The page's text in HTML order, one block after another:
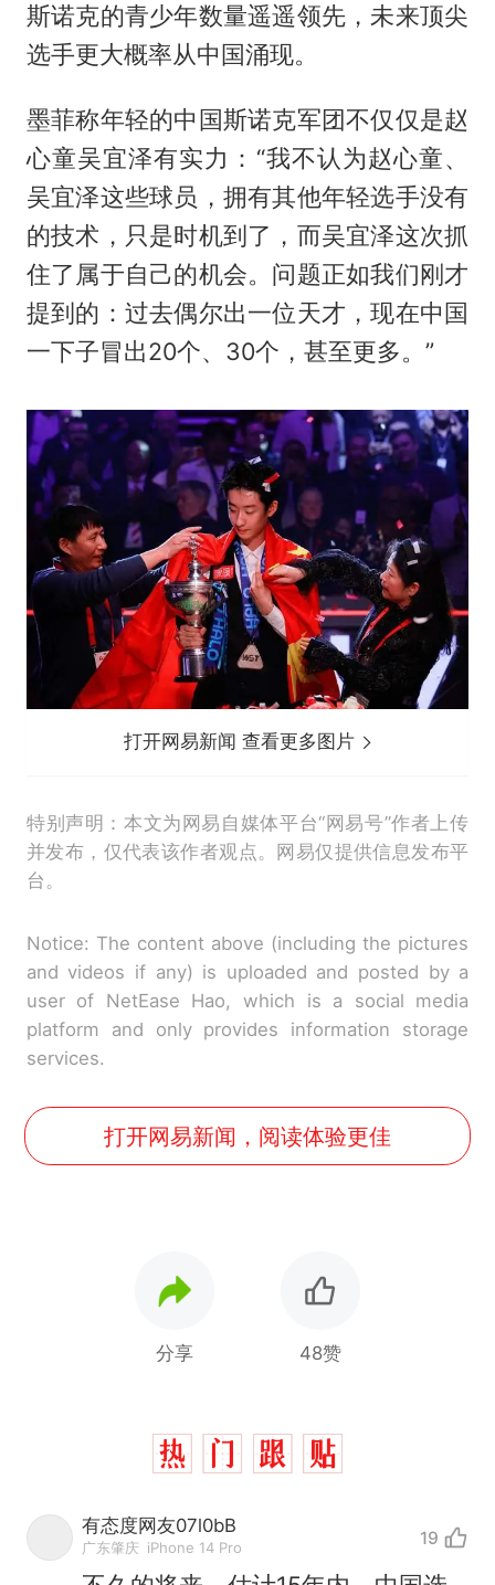
斯诺克的青少年数量遥遥领先，未来顶尖
选手更大概率从中国涌现。
墨菲称年轻的中国斯诺克军团不仅仅是赵
心童吴宜泽有实力：“我不认为赵心童、
吴宜泽这些球员，拥有其他年轻选手没有
的技术，只是时机到了，而吴宜泽这次抓
住了属于自己的机会。问题正如我们刚才
提到的：过去偶尔出一位天才，现在中国
一下子冒出20个、30个，甚至更多。”
打开网易新闻 查看更多图片
特别声明：本文为网易自媒体平台“网易号”作者上传
并发布，仅代表该作者观点。网易仅提供信息发布平
台。
Notice: The content above (including the pictures
and videos if any) is uploaded and posted by a
user of NetEase Hao, which is a social media
platform and only provides information storage
services.
打开网易新闻，阅读体验更佳
分享 48赞
有态度网友07l0bB
广东肇庆 iPhone 14 Pro 19